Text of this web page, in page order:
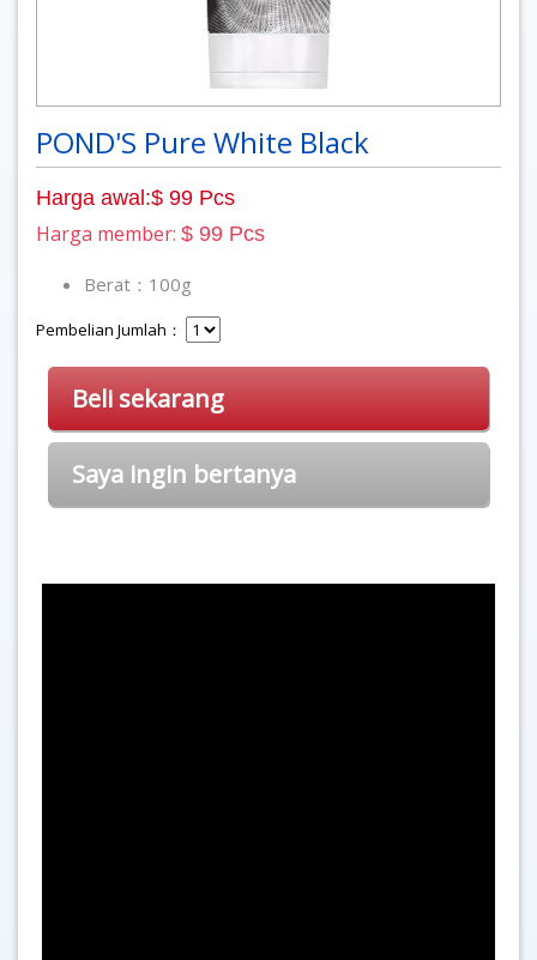
POND'S Pure White Black
Harga awal:$ 99 Pcs
Harga member: $ 99 Pcs
Berat：100g
Pembelian Jumlah：
Beli sekarang
Saya ingin bertanya